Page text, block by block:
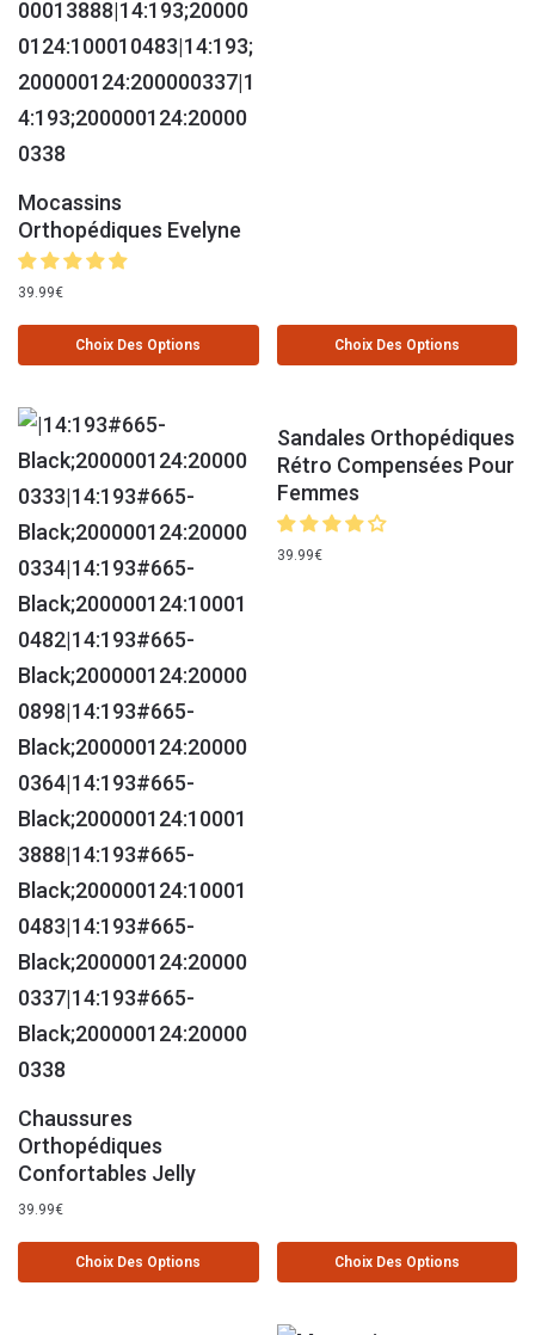
Mocassins
Orthopédiques Evelyne
39.99€
Choix Des Options Choix Des Options
Chaussures
Orthopédiques
Confortables Jelly
39.99€
Choix Des Options
Sandales Orthopédiques
Rétro Compensées Pour
Femmes
39.99€
Choix Des Options